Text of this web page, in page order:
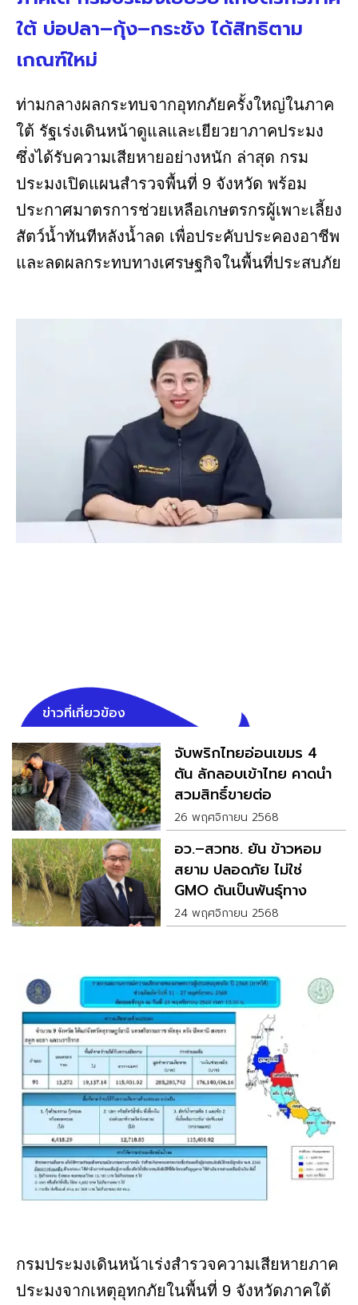
ใต้ บ่อปลา–กุ้ง–กระชัง ได้สิทธิตาม
เกณฑ์ใหม่
ท่ามกลางผลกระทบจากอุทกภัยครั้งใหญ่ในภาค
ใต้ รัฐเร่งเดินหน้าดูแลและเยียวยาภาคประมง
ซึ่งได้รับความเสียหายอย่างหนัก ล่าสุด กรม
ประมงเปิดแผนสำรวจพื้นที่ 9 จังหวัด พร้อม
ประกาศมาตรการช่วยเหลือเกษตรกรผู้เพาะเลี้ยง
สัตว์น้ำทันทีหลังน้ำลด เพื่อประคับประคองอาชีพ
และลดผลกระทบทางเศรษฐกิจในพื้นที่ประสบภัย
ข่าวที่เกี่ยวข้อง
จับพริกไทยอ่อนเขมร 4
ตัน ลักลอบเข้าไทย คาดนำ
สวมสิทธิ์ขายต่อ
26 พฤศจิกายน 2568
อว.–สวทช. ยัน ข้าวหอม
สยาม ปลอดภัย ไม่ใช่
GMO ดันเป็นพันธุ์ทาง
เลือก
24 พฤศจิกายน 2568
กรมประมงเดินหน้าเร่งสำรวจความเสียหายภาค
ประมงจากเหตุอุทกภัยในพื้นที่ 9 จังหวัดภาคใต้